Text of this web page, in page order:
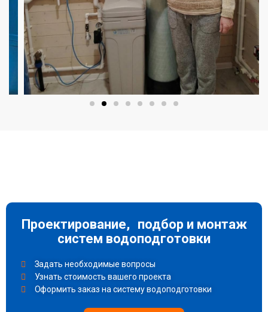
Проектирование, подбор и монтаж
систем водоподготовки
Задать необходимые вопросы
Узнать стоимость вашего проекта
Оформить заказ на систему водоподготовки